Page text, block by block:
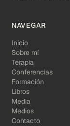
NAVEGAR
Inicio
Sobre mí
Terapia
Conferencias
Formación
Libros
Media
Medios
Contacto